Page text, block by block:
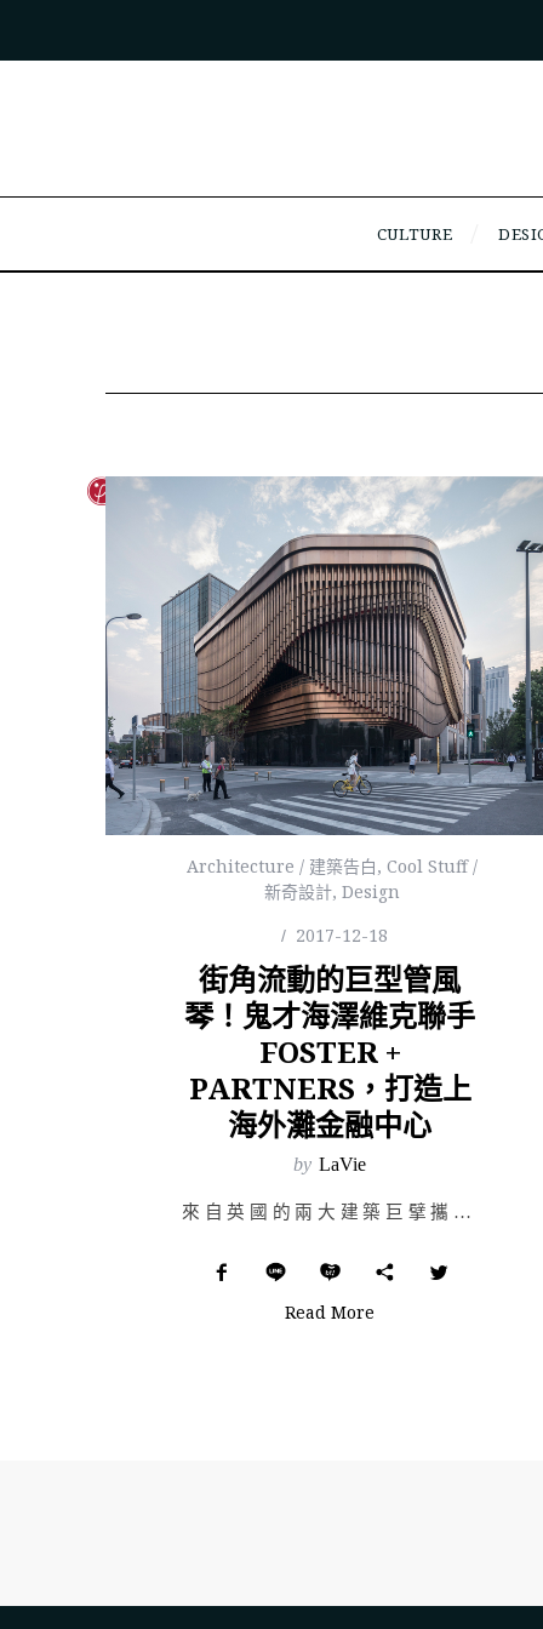
CULTURE
Architecture / 建築告白, Cool Stuff /
新奇設計, Design
2017-12-18
街角流動的巨型管風
琴！鬼才海澤維克聯手
FOSTER +
PARTNERS，打造上
海外灘金融中心
by LaVie
來自英國的兩大建築巨擘攜手合作，可說是建築界的大新聞了！自從 2013 年起，設計鬼才海澤維克（Th…
Read More